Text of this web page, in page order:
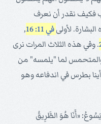
فكيف نقدر أن نعرف
لأولىفي 11: 16
,
. وفي هذه الثلاث المرات نرى
لما "يلمسه" من
بطرس في اندفاعه وهو